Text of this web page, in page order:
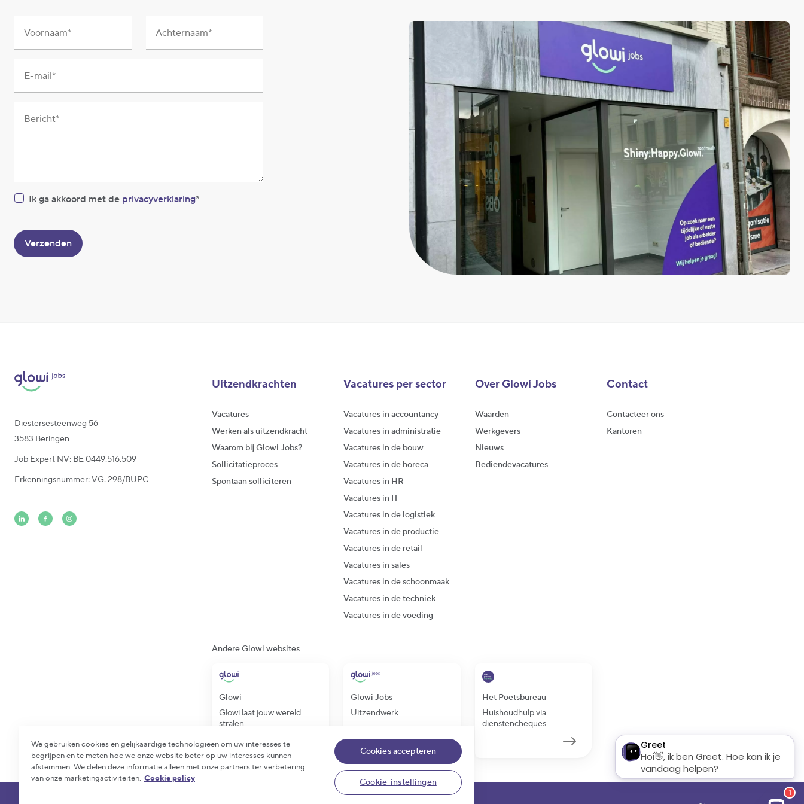
Voornaam Achternaam
E-mail
Bericht
Ik ga akkoord met de privacyverklaring
Verzenden
Diestersesteenweg 56
3583 Beringen
Job Expert NV: BE 0449.516.509
Erkenningsnummer: VG. 298/BUPC
Uitzendkrachten
Vacatures
Werken als uitzendkracht
Waarom bij Glowi Jobs?
Sollicitatieproces
Spontaan solliciteren
Vacatures per sector
Vacatures in accountancy
Vacatures in administratie
Vacatures in de bouw
Vacatures in de horeca
Vacatures in HR
Vacatures in IT
Vacatures in de logistiek
Vacatures in de productie
Vacatures in de retail
Vacatures in sales
Vacatures in de schoonmaak
Vacatures in de techniek
Vacatures in de voeding
Over Glowi Jobs
Waarden
Werkgevers
Nieuws
Bediendevacatures
Contact
Contacteer ons
Kantoren
Andere Glowi websites
Glowi
Glowi laat jouw wereld
stralen
Glowi Jobs
Uitzendwerk
Het Poetsbureau
Huishoudhulp via
dienstencheques
We gebruiken cookies en gelijkaardige technologieën om uw interesses te
begrijpen en te meten hoe we onze website beter op uw interesses kunnen
afstemmen. We delen deze informatie alleen met onze partners ter verbetering
van onze marketingactiviteiten. Cookie policy
Cookies accepteren
Cookie-instellingen